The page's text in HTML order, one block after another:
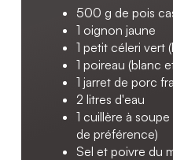
500 g de pois
1 oignon jaune
1 petit céleri vert
1 poireau (blanc
1 jarret de porc
2 litres d'eau
1 cuillère à
de préférence)
Sel et poivre du